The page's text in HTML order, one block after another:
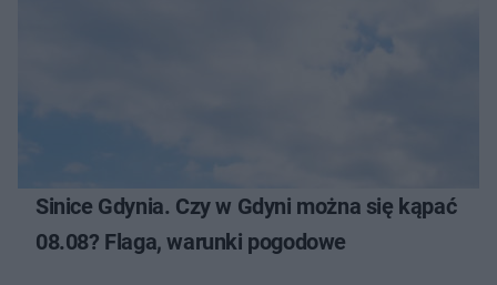
Sinice Gdynia. Czy w Gdyni można się kąpać
08.08? Flaga, warunki pogodowe